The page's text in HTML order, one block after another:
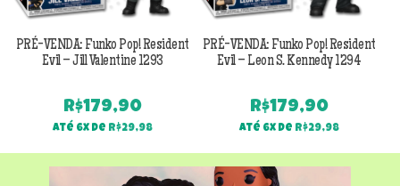
PRÉ-VENDA: Funko Pop! Resident
Evil – Jill Valentine 1293
R$179,90
Até 6x de R$29,98
PRÉ-VENDA: Funko Pop! Resident
Evil – Leon S. Kennedy 1294
R$179,90
Até 6x de R$29,98